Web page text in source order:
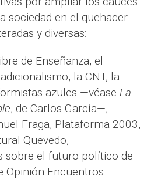
sociedad en el quehacer
y diversas:
de Enseñanza, el
la CNT, la
azules —véase La
, de Carlos García—,
Fraga, Plataforma 2003,
Quevedo,
sobre el futuro político de
Opinión Encuentros…